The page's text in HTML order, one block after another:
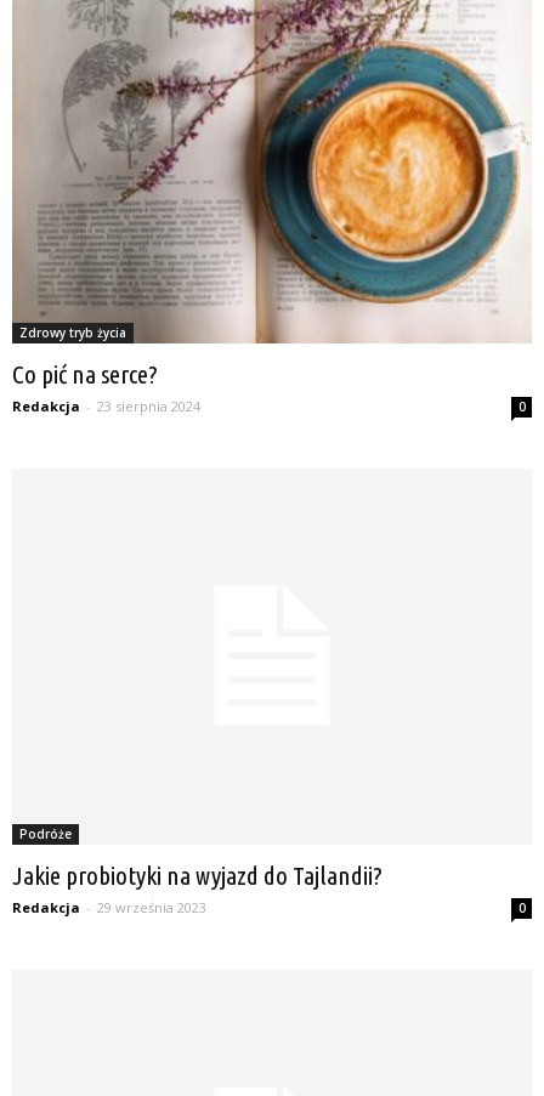
Zdrowy tryb życia
Co pić na serce?
Redakcja - 23 sierpnia 2024 0
Podróże
Jakie probiotyki na wyjazd do Tajlandii?
Redakcja - 29 września 2023 0